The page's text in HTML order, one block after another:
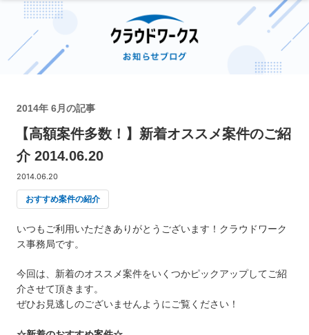
2014年 6月の記事
【高額案件多数！】新着オススメ案件のご紹
介 2014.06.20
2014.06.20
おすすめ案件の紹介
いつもご利用いただきありがとうございます！クラウドワーク
ス事務局です。
今回は、新着のオススメ案件をいくつかピックアップしてご紹
介させて頂きます。
ぜひお見逃しのございませんようにご覧ください！